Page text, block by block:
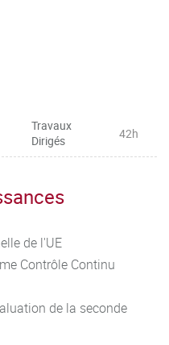
Travaux
Dirigés
42h
de l'UE
Contrôle Continu
de la seconde